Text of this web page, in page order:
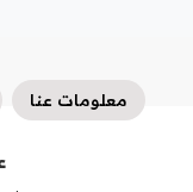
معلومات عنا